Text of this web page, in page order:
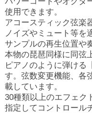
使用できます。
アコースティック弦楽
ノイズやミュート等を
サンプルの再生位置や
本物の琵琶同様に同弦
ピアノのように弾ける
す。弦数変更機能、各
載しています。
30種類以上のエフェク
指定してコントロール